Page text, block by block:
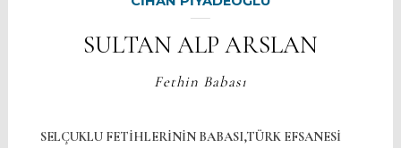
SULTAN ALP ARSLAN
Fethin Babası
SELÇUKLU FETİHLERİNİN BABASI,TÜRK EFSANESİ